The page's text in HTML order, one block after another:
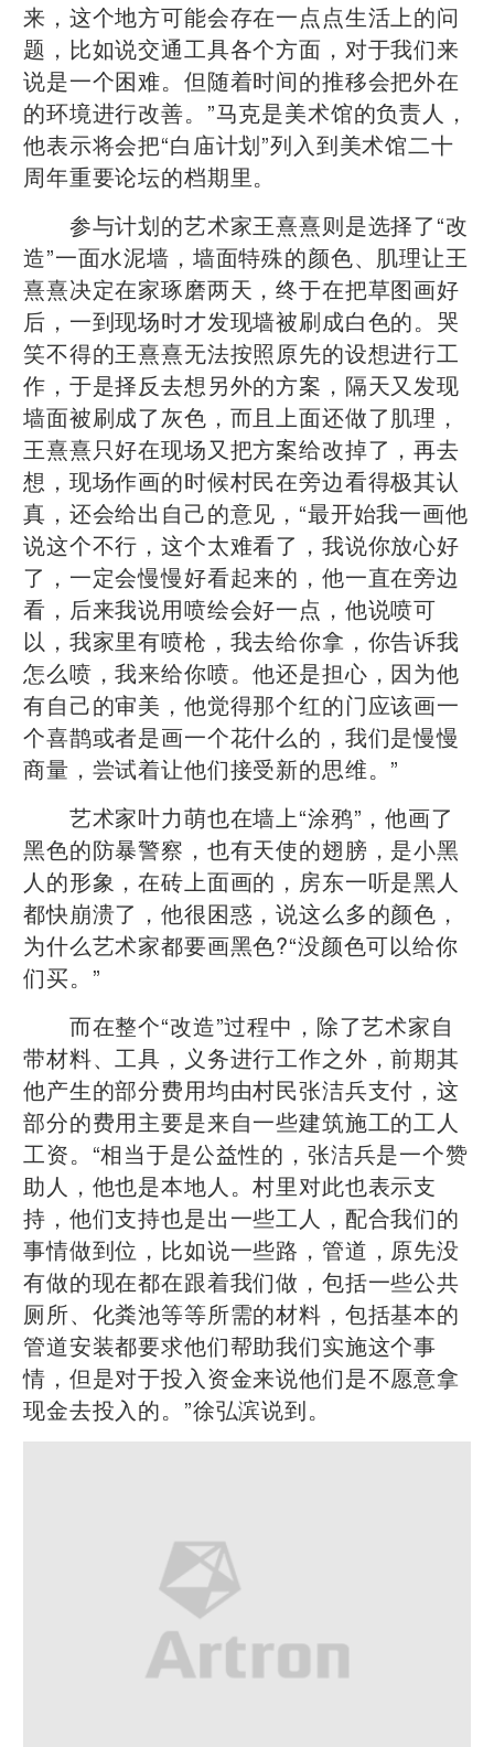
来，这个地方可能会存在一点点生活上的问
题，比如说交通工具各个方面，对于我们来
说是一个困难。但随着时间的推移会把外在
的环境进行改善。”马克是美术馆的负责人，
他表示将会把“白庙计划”列入到美术馆二十
周年重要论坛的档期里。
参与计划的艺术家王熹熹则是选择了“改
造”一面水泥墙，墙面特殊的颜色、肌理让王
熹熹决定在家琢磨两天，终于在把草图画好
后，一到现场时才发现墙被刷成白色的。哭
笑不得的王熹熹无法按照原先的设想进行工
作，于是择反去想另外的方案，隔天又发现
墙面被刷成了灰色，而且上面还做了肌理，
王熹熹只好在现场又把方案给改掉了，再去
想，现场作画的时候村民在旁边看得极其认
真，还会给出自己的意见，“最开始我一画他
说这个不行，这个太难看了，我说你放心好
了，一定会慢慢好看起来的，他一直在旁边
看，后来我说用喷绘会好一点，他说喷可
以，我家里有喷枪，我去给你拿，你告诉我
怎么喷，我来给你喷。他还是担心，因为他
有自己的审美，他觉得那个红的门应该画一
个喜鹊或者是画一个花什么的，我们是慢慢
商量，尝试着让他们接受新的思维。”
艺术家叶力萌也在墙上“涂鸦”，他画了
黑色的防暴警察，也有天使的翅膀，是小黑
人的形象，在砖上面画的，房东一听是黑人
都快崩溃了，他很困惑，说这么多的颜色，
为什么艺术家都要画黑色?“没颜色可以给你
们买。”
而在整个“改造”过程中，除了艺术家自
带材料、工具，义务进行工作之外，前期其
他产生的部分费用均由村民张洁兵支付，这
部分的费用主要是来自一些建筑施工的工人
工资。“相当于是公益性的，张洁兵是一个赞
助人，他也是本地人。村里对此也表示支
持，他们支持也是出一些工人，配合我们的
事情做到位，比如说一些路，管道，原先没
有做的现在都在跟着我们做，包括一些公共
厕所、化粪池等等所需的材料，包括基本的
管道安装都要求他们帮助我们实施这个事
情，但是对于投入资金来说他们是不愿意拿
现金去投入的。”徐弘滨说到。